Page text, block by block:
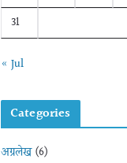
31
« Jul
Categories
अग्रलेख(6)